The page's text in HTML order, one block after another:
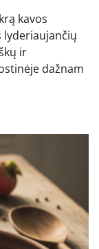
kavos
lyderiaujančių
ir
dažnam